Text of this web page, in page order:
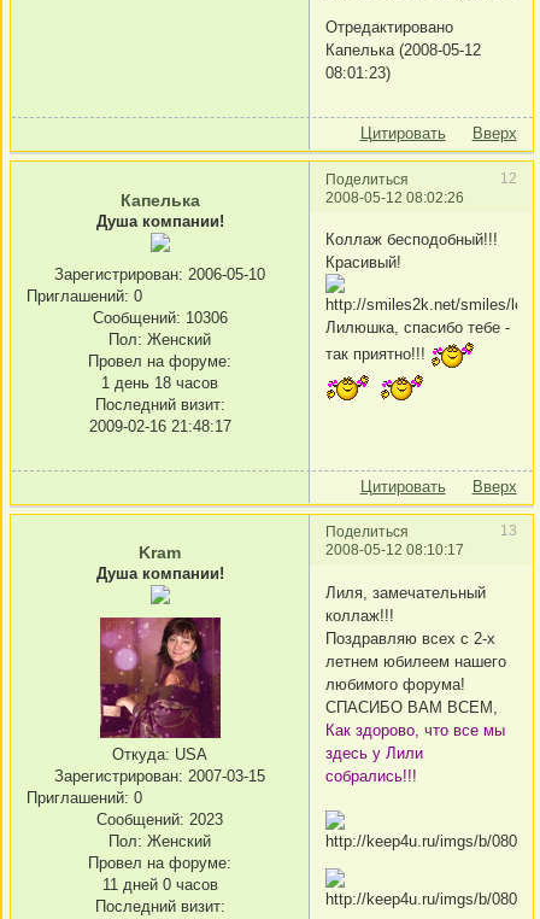
Отредактировано
Капелька (2008-05-12
08:01:23)
Цитировать Вверх
Поделиться
12
2008-05-12 08:02:26
Капелька
Душа компании!
Зарегистрирован: 2006-05-10
Приглашений: 0
Сообщений: 10306
Пол: Женский
Провел на форуме:
1 день 18 часов
Последний визит:
2009-02-16 21:48:17
Коллаж бесподобный!!!
Красивый!
Лилюшка, спасибо тебе -
так приятно!!!
Цитировать Вверх
Поделиться
13
2008-05-12 08:10:17
Kram
Душа компании!
Откуда: USA
Зарегистрирован: 2007-03-15
Приглашений: 0
Сообщений: 2023
Пол: Женский
Провел на форуме:
11 дней 0 часов
Последний визит:
Лиля, замечательный
коллаж!!!
Поздравляю всех с 2-х
летнем юбилеем нашего
любимого форума!
СПАСИБО ВАМ ВСЕМ,
Как здорово, что все мы
здесь у Лили
собрались!!!